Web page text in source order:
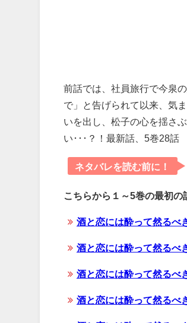
前話では、社員旅行で今泉
で」と告げられて以来、気
いを出し、松子の心を揺さ
い･･･？！最新話、5巻28話
ネタバレを読む前に！
こちらから１～5巻の最初の
酒と恋には酔って然るべ
酒と恋には酔って然るべ
酒と恋には酔って然るべ
酒と恋には酔って然るべ